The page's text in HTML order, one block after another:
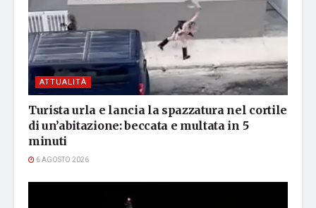
ATTUALITÀ
Turista urla e lancia la spazzatura nel cortile
di un’abitazione: beccata e multata in 5
minuti
6 AGOSTO 2026